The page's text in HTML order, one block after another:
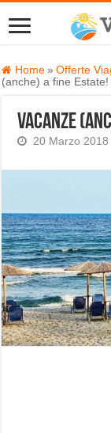
Home » Offerte
(anche) a fine Estate!
Vacanze
20 Marzo 2018